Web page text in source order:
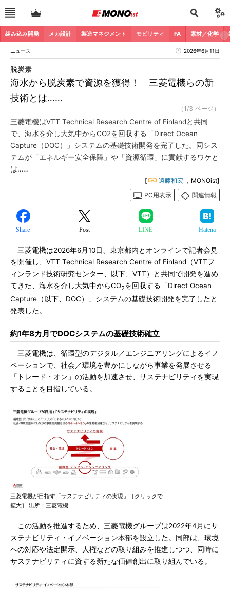
組み込み開発 メカ設計 製造マネジメント モビリティ FA 素材／化学
ニュース 2026年6月11日
海水から脱炭素で資源を獲得！ 三菱電機らの新
技術とは……
脱炭素
（1/3 ページ）
三菱電機はVTT Technical Research Centre of Finlandと共同
で、海水を介し大気中からCO2を回収する「Direct Ocean
Capture（DOC）」システムの基礎技術開発を完了した。同シス
テムが「エネルギー安全保障」や「資源循環」に貢献するワケと
は……
[ 遠藤和宏 ，MONOist]
PC用表示
関連情報
Share Post LINE Hatena
三菱電機は2026年6月10日、東京都内とオンラインで記者会見
を開催し、VTT Technical Research Centre of Finland（VTTフ
ィンランド技術研究センター、以下、VTT）と共同で開発を進め
てきた、海水を介し大気中からCO2を回収する「Direct Ocean
Capture（以下、DOC）」システムの基礎技術開発を完了したと
発表した。
約1年8カ月でDOCシステムの基礎技術確立
三菱電機は、循環型のデジタル／エンジニアリングによるイノ
ベーションで、社会／環境を豊かにしながら事業を発展させる
「トレード・オン」の活動を加速させ、サステナビリティを実現
することを目指している。
三菱電機が目指す「サステナビリティの実現」［クリックで
拡大］ 出所：三菱電機
この活動を推進するため、三菱電機グループは2022年4月にサ
ステナビリティ・イノベーション本部を設立した。同部は、環境
への対応や法定開示、人権などの取り組みを推進しつつ、同時に
サステナビリティに資する新たな価値創出に取り組んでいる。